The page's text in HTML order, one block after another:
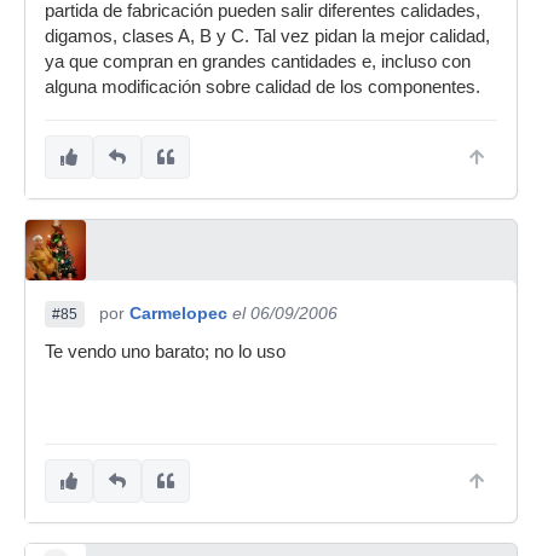
partida de fabricación pueden salir diferentes calidades,
digamos, clases A, B y C. Tal vez pidan la mejor calidad,
ya que compran en grandes cantidades e, incluso con
alguna modificación sobre calidad de los componentes.
#85 por Carmelopec el 06/09/2006
Te vendo uno barato; no lo uso